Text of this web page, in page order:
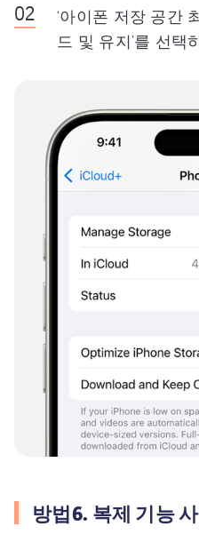
‘아이폰 저장 공간
드 및 유지’를 선택
방법6. 복제 기능